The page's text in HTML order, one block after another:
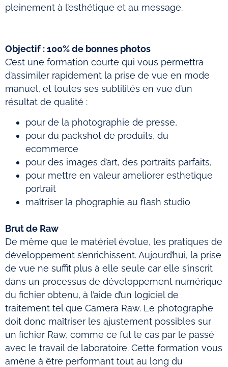
pleinement à l’esthétique et au message.
Objectif : 100% de bonnes photos
C’est une formation courte qui vous permettra
d’assimiler rapidement la prise de vue en mode
manuel, et toutes ses subtilités en vue d’un
résultat de qualité :
pour de la photographie de presse,
pour du packshot de produits, du
ecommerce
pour des images d’art, des portraits parfaits,
pour mettre en valeur ameliorer esthetique
portrait
maîtriser la phographie au flash studio
Brut de Raw
De même que le matériel évolue, les pratiques de
développement s’enrichissent. Aujourd’hui, la prise
de vue ne suffit plus à elle seule car elle s’inscrit
dans un processus de développement numérique
du fichier obtenu, à l’aide d’un logiciel de
traitement tel que Camera Raw. Le photographe
doit donc maîtriser les ajustement possibles sur
un fichier Raw, comme ce fut le cas par le passé
avec le travail de laboratoire. Cette formation vous
amène à être performant tout au long du